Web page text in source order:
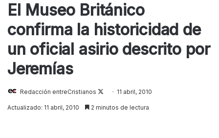
El Museo Británico
confirma la historicidad de
un oficial asirio descrito por
Jeremías
Redacción entreCristianos
Follow
on
11 abril, 2010
Actualizado: 11 abril, 2010 2 minutos de lectura